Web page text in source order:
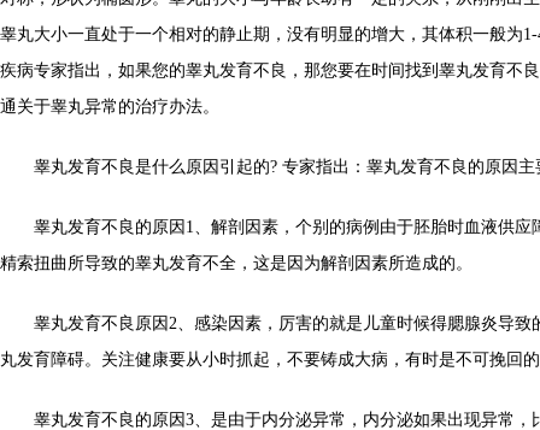
睾丸大小一直处于一个相对的静止期，没有明显的增大，其体积一般为
疾病专家指出，如果您的睾丸发育不良，那您要在时间找到睾丸发育不
通关于睾丸异常的治疗办法。
睾丸发育不良是什么原因引起的? 专家指出：睾丸发育不良的原因主
睾丸发育不良的原因1、解剖因素，个别的病例由于胚胎时血液供应
精索扭曲所导致的睾丸发育不全，这是因为解剖因素所造成的。
睾丸发育不良原因2、感染因素，厉害的就是儿童时候得腮腺炎导致
丸发育障碍。关注健康要从小时抓起，不要铸成大病，有时是不可挽回
睾丸发育不良的原因3、是由于内分泌异常，内分泌如果出现异常，